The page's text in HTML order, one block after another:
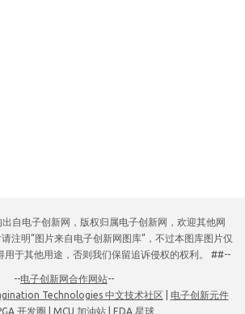
自电子创新网，版权归属电子创新网，欢迎其他网
注明“图片来自电子创新网图库”，不过本图库图片仅
用于其他用途，否则我们保留追诉侵权的权利。 ##--
--电子创新网合作网站--
Technologies 中文技术社区
电子创新元件
开发圈 MCU 加油站| EDA 星球